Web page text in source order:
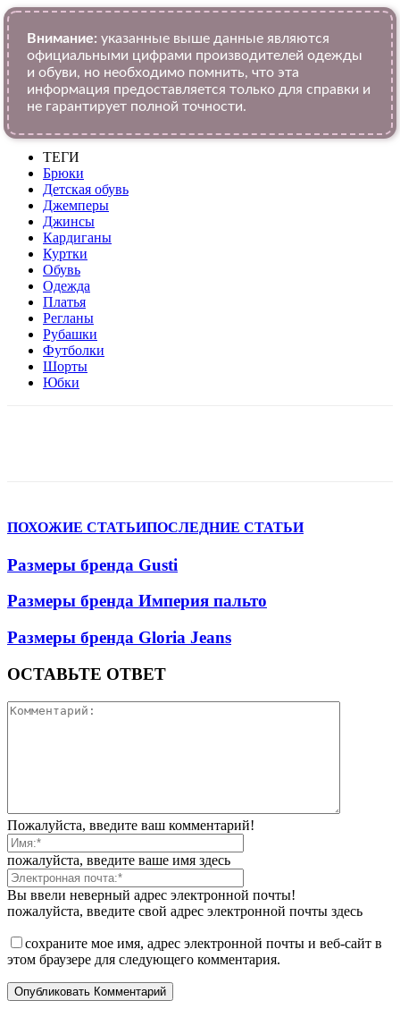
Внимание: указанные выше данные являются
официальными цифрами производителей одежды
и обуви, но необходимо помнить, что эта
информация предоставляется только для справки и
не гарантирует полной точности.
ТЕГИ
Брюки
Детская обувь
Джемперы
Джинсы
Кардиганы
Куртки
Обувь
Одежда
Платья
Регланы
Рубашки
Футболки
Шорты
Юбки
ПОХОЖИЕ СТАТЬИПОСЛЕДНИЕ СТАТЬИ
Размеры бренда Gusti
Размеры бренда Империя пальто
Размеры бренда Gloria Jeans
ОСТАВЬТЕ ОТВЕТ
Пожалуйста, введите ваш комментарий!
пожалуйста, введите ваше имя здесь
Вы ввели неверный адрес электронной почты!
пожалуйста, введите свой адрес электронной почты здесь
сохраните мое имя, адрес электронной почты и веб-сайт в
этом браузере для следующего комментария.